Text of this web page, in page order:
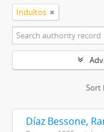
Indultos
Sort
Díaz Bessone,